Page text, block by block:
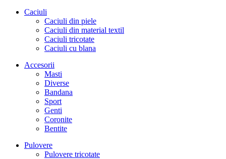
Caciuli
Caciuli din piele
Caciuli din material textil
Caciuli tricotate
Caciuli cu blana
Accesorii
Masti
Diverse
Bandana
Sport
Genti
Coronite
Bentite
Pulovere
Pulovere tricotate